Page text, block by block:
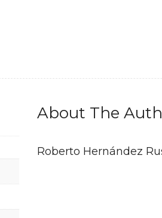
About The
Roberto Hernández